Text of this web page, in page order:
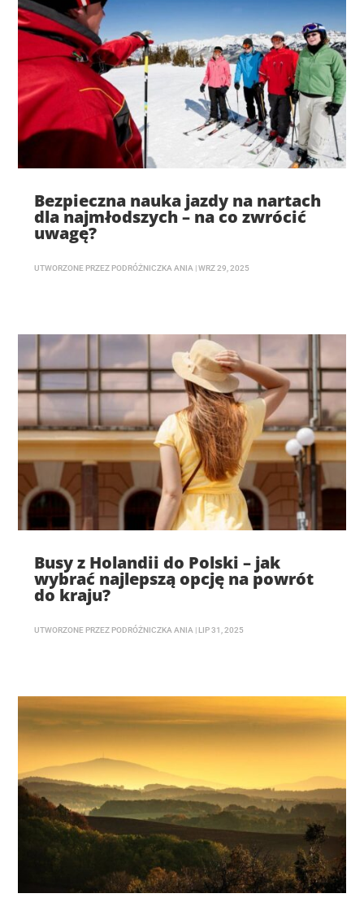
Bezpieczna nauka jazdy na nartach
dla najmłodszych – na co zwrócić
uwagę?
UTWORZONE PRZEZ PODRÓŻNICZKA ANIA |WRZ 29, 2025
Busy z Holandii do Polski – jak
wybrać najlepszą opcję na powrót
do kraju?
UTWORZONE PRZEZ PODRÓŻNICZKA ANIA LIP 31, 2025